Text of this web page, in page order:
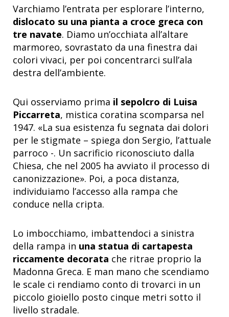
Varchiamo l’entrata per esplorare l’interno,
dislocato su una pianta a croce greca con
tre navate. Diamo un’occhiata all’altare
marmoreo, sovrastato da una finestra dai
colori vivaci, per poi concentrarci sull’ala
destra dell’ambiente.
Qui osserviamo prima il sepolcro di Luisa
Piccarreta, mistica coratina scomparsa nel
1947. «La sua esistenza fu segnata dai dolori
per le stigmate – spiega don Sergio, l’attuale
parroco -. Un sacrificio riconosciuto dalla
Chiesa, che nel 2005 ha avviato il processo di
canonizzazione». Poi, a poca distanza,
individuiamo l’accesso alla rampa che
conduce nella cripta.
Lo imbocchiamo, imbattendoci a sinistra
della rampa in una statua di cartapesta
riccamente decorata che ritrae proprio la
Madonna Greca. E man mano che scendiamo
le scale ci rendiamo conto di trovarci in un
piccolo gioiello posto cinque metri sotto il
livello stradale.